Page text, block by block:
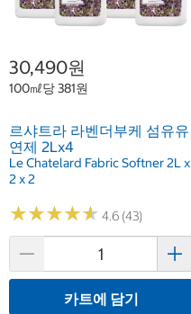
30,490원
100㎖당 381원
르샤트라 라벤더부케 섬유유
연제 2Lx4
Le Chatelard Fabric Softner 2L x
2 x 2
★★★★★
★★★★★ 4.6 (43)
카트에 담기